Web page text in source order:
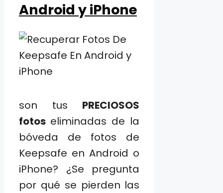
Android y iPhone
son tus PRECIOSOS
fotos eliminadas de la
bóveda de fotos de
Keepsafe en Android o
iPhone? ¿Se pregunta
por qué se pierden las